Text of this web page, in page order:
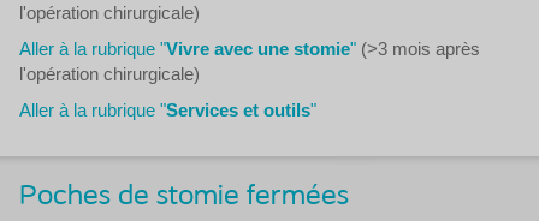
l'opération chirurgicale)
Aller à la rubrique "Vivre avec une stomie" (>3 mois après
l'opération chirurgicale)
Aller à la rubrique "Services et outils"
Poches de stomie fermées